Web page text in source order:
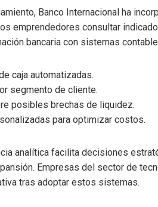
Banco Internacional ha
emprendedores consultar
bancaria con sistemas
caja automatizadas.
segmento de cliente.
posibles brechas de liquidez.
para optimizar costos.
analítica facilita decisiones
Empresas del sector de
tras adoptar estos sistemas.